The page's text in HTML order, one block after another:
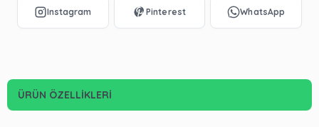
ÜRÜN ÖZELLIKLERI